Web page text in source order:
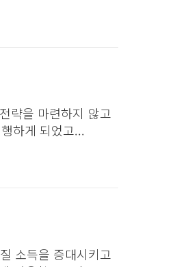
략을 마련하지 않고
하게 되었고...
소득을 증대시키고